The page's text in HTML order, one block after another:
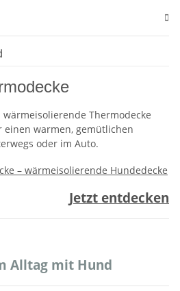
Thermodecke
warmen, gemütlichen
oder im Auto.
Jetzt entdecken
Alltag mit Hund